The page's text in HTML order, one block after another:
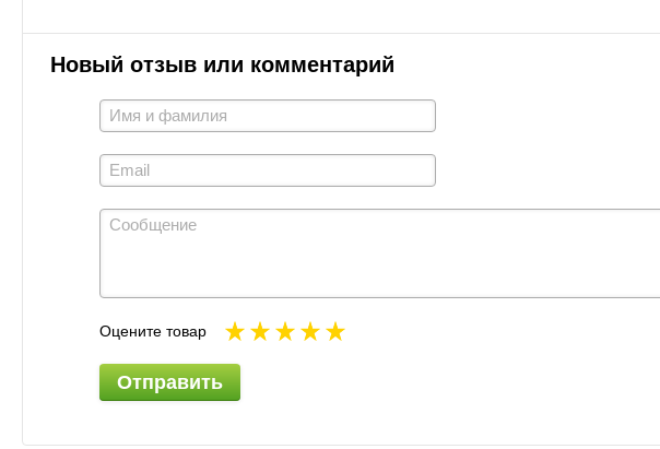
Новый отзыв или комментарий
Оцените товар
Отправить